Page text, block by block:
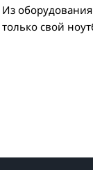
Из
только свой